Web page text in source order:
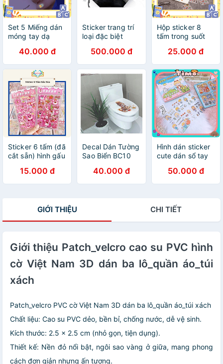
Set 5 Miếng dán
móng tay dạ
nhiên cute làm
quà tặng phụ
kiện cho bé
40.000 đ
Sticker trang trí
loại đặc biệt
500.000 đ
Hộp sticker 8
tấm trong suốt
25.000 đ
Sticker 6 tấm (đã
cắt sẵn) hình gấu
15.000 đ
Decal Dán Tường
Sao Biển BC10
40.000 đ
Hình dán sticker
cute dán sổ tay
hộp 100 tấm
stickers chống
50.000 đ
GIỚI THIỆU CHI TIẾT
Giới thiệu Patch_velcro cao su PVC hình
cờ Việt Nam 3D dán ba lô_quần áo_túi
xách
Patch_velcro PVC cờ Việt Nam 3D dán ba lô_quần áo_túi xách
Chất liệu: Cao su PVC dẻo, bền bỉ, chống nước, dễ vệ sinh.
Kích thước: 2.5 x 2.5 cm (nhỏ gọn, tiện dụng).
Thiết kế: Nền đỏ nổi bật, ngôi sao vàng ở giữa, mang phong
cách đơn giản nhưng ấn tượng.